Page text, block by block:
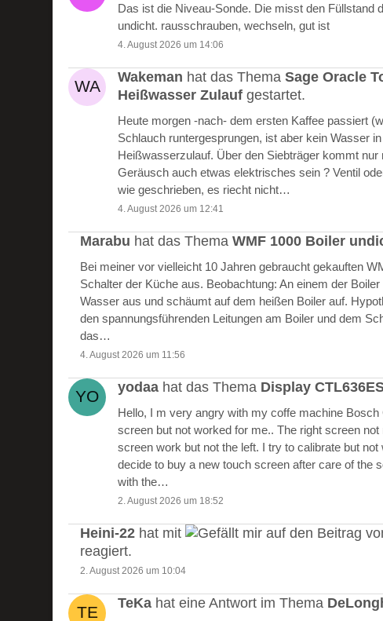
Das ist die Niveau-Sonde. Die misst den
undicht. rausschrauben, wechseln, gut ist
4. August 2026 um 14:06
Wakeman hat das ThemaSage Oracle
Heißwasser Zulauf gestartet.
Heute morgen -nach- dem ersten Kaffee passiert
Schlauch runtergesprungen, ist aber kein Wasser
Heißwasserzulauf. Über den Siebträger kommt
Geräusch auch etwas elektrisches sein ? Ventil
wie geschrieben, es riecht nicht…
4. August 2026 um 12:41
Marabu hat das ThemaWMF 1000 Boiler
Bei meiner vor vielleicht 10 Jahren gebraucht gekauften
Schalter der Küche aus. Beobachtung: An einem der
Wasser aus und schäumt auf dem heißen Boiler auf.
den spannungsführenden Leitungen am Boiler und dem
das…
4. August 2026 um 11:56
yodaa hat das Thema Display
Hello, I m very angry with my coffe machine
screen but not worked for me.. The right screen
screen work but not the left. I try to calibrate but
decide to buy a new touch screen after care of the
with the…
2. August 2026 um 18:52
Heini-22 hat mit auf den Beitrag
reagiert.
2. August 2026 um 10:04
TeKa hat eine Antwort im Thema